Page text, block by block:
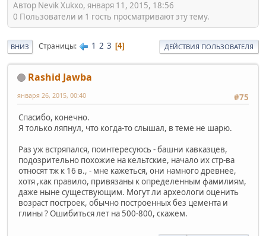
Автор Nevik Xukxo, января 11, 2015, 18:56
0 Пользователи и 1 гость просматривают эту тему.
ВНИЗ Страницы 1 2 3 4 ДЕЙСТВИЯ ПОЛЬЗОВАТЕЛЯ
Rashid Jawba
#75
января 26, 2015, 00:40
Спасибо, конечно.
Я только ляпнул, что когда-то слышал, в теме не шарю.
Раз уж встряпался, поинтересуюсь - башни кавказцев,
подозрительно похожие на кельтские, начало их стр-ва
относят тж к 16 в., - мне кажеться, они намного древнее,
хотя ,как правило, привязаны к определенным фамилиям,
даже ныне существующим. Могут ли археологи оценить
возраст построек, обычно построенных без цемента и
глины ? Ошибиться лет на 500-800, скажем.